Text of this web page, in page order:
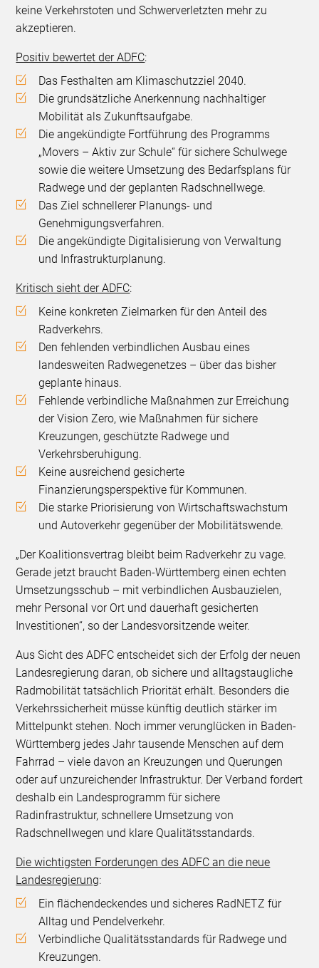
keine Verkehrstoten und Schwerverletzten mehr zu
akzeptieren.
Positiv bewertet der ADFC:
Das Festhalten am Klimaschutzziel 2040.
Die grundsätzliche Anerkennung nachhaltiger
Mobilität als Zukunftsaufgabe.
Die angekündigte Fortführung des Programms
„Movers – Aktiv zur Schule“ für sichere Schulwege
sowie die weitere Umsetzung des Bedarfsplans für
Radwege und der geplanten Radschnellwege.
Das Ziel schnellerer Planungs- und
Genehmigungsverfahren.
Die angekündigte Digitalisierung von Verwaltung
und Infrastrukturplanung.
Kritisch sieht der ADFC:
Keine konkreten Zielmarken für den Anteil des
Radverkehrs.
Den fehlenden verbindlichen Ausbau eines
landesweiten Radwegenetzes – über das bisher
geplante hinaus.
Fehlende verbindliche Maßnahmen zur Erreichung
der Vision Zero, wie Maßnahmen für sichere
Kreuzungen, geschützte Radwege und
Verkehrsberuhigung.
Keine ausreichend gesicherte
Finanzierungsperspektive für Kommunen.
Die starke Priorisierung von Wirtschaftswachstum
und Autoverkehr gegenüber der Mobilitätswende.
„Der Koalitionsvertrag bleibt beim Radverkehr zu vage.
Gerade jetzt braucht Baden-Württemberg einen echten
Umsetzungsschub – mit verbindlichen Ausbauzielen,
mehr Personal vor Ort und dauerhaft gesicherten
Investitionen“, so der Landesvorsitzende weiter.
Aus Sicht des ADFC entscheidet sich der Erfolg der neuen
Landesregierung daran, ob sichere und alltagstaugliche
Radmobilität tatsächlich Priorität erhält. Besonders die
Verkehrssicherheit müsse künftig deutlich stärker im
Mittelpunkt stehen. Noch immer verunglücken in Baden-
Württemberg jedes Jahr tausende Menschen auf dem
Fahrrad – viele davon an Kreuzungen und Querungen
oder auf unzureichender Infrastruktur. Der Verband fordert
deshalb ein Landesprogramm für sichere
Radinfrastruktur, schnellere Umsetzung von
Radschnellwegen und klare Qualitätsstandards.
Die wichtigsten Forderungen des ADFC an die neue
Landesregierung:
Ein flächendeckendes und sicheres RadNETZ für
Alltag und Pendelverkehr.
Verbindliche Qualitätsstandards für Radwege und
Kreuzungen.